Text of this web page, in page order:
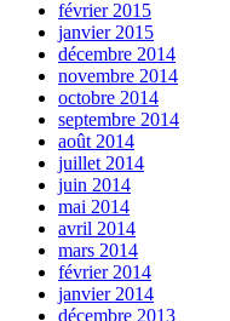
février 2015
janvier 2015
décembre 2014
novembre 2014
octobre 2014
septembre 2014
août 2014
juillet 2014
juin 2014
mai 2014
avril 2014
mars 2014
février 2014
janvier 2014
décembre 2013